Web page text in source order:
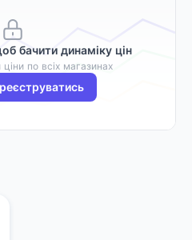
бачити динаміку цін
ціни по всіх магазинах